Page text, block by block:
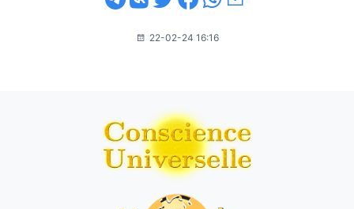
22-02-24 16:16